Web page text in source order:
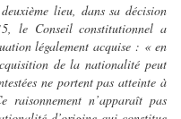
lieu, dans sa décision
le Conseil constitutionnel a
légalement acquise : « en
de la nationalité peut
ne portent pas atteinte à
raisonnement n’apparaît pas